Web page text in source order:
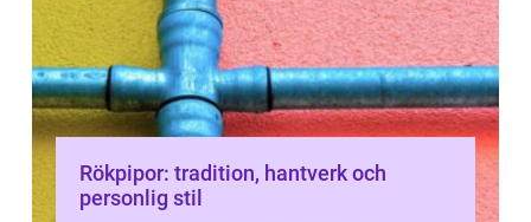
Rökpipor: tradition, hantverk och
personlig stil